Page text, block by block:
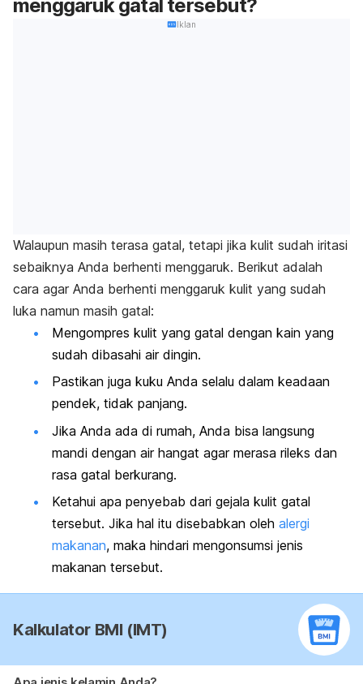
menggaruk gatal tersebut?
Iklan
Walaupun masih terasa gatal, tetapi jika kulit sudah iritasi
sebaiknya Anda berhenti menggaruk. Berikut adalah
cara agar Anda berhenti menggaruk kulit yang sudah
luka namun masih gatal:
Mengompres kulit yang gatal dengan kain yang
sudah dibasahi air dingin.
Pastikan juga kuku Anda selalu dalam keadaan
pendek, tidak panjang.
Jika Anda ada di rumah, Anda bisa langsung
mandi dengan air hangat agar merasa rileks dan
rasa gatal berkurang.
Ketahui apa penyebab dari gejala kulit gatal
tersebut. Jika hal itu disebabkan oleh alergi
makanan, maka hindari mengonsumsi jenis
makanan tersebut.
Kalkulator BMI (IMT)